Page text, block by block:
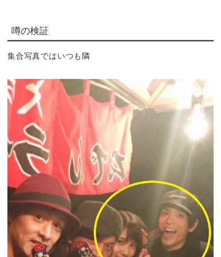
噂の検証
集合写真ではいつも隣